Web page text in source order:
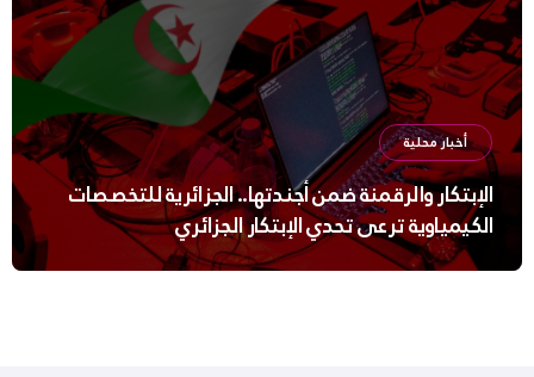
أخبار محلية
الإبتكار والرقمنة ضمن أجندتها.. الجزائرية للتخصصات
الكيمياوية ترعى تحدي الإبتكار الجزائري